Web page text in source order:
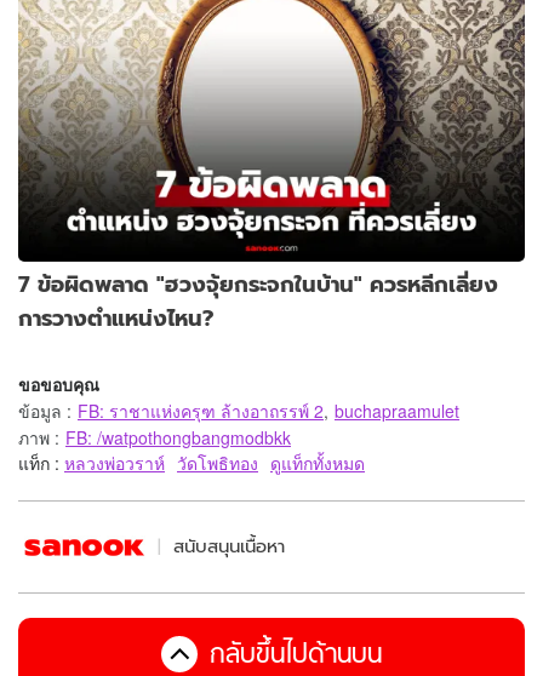
7 ข้อผิดพลาด "ฮวงจุ้ยกระจกในบ้าน" ควรหลีกเลี่ยง
การวางตำแหน่งไหน?
ขอขอบคุณ
ข้อมูล : FB: ราชาแห่งครุฑ ล้างอาถรรพ์ 2, buchapraamulet
ภาพ : FB: /watpothongbangmodbkk
แท็ก : หลวงพ่อวราห์ วัดโพธิทอง ดูแท็กทั้งหมด
สนับสนุนเนื้อหา
กลับขึ้นไปด้านบน